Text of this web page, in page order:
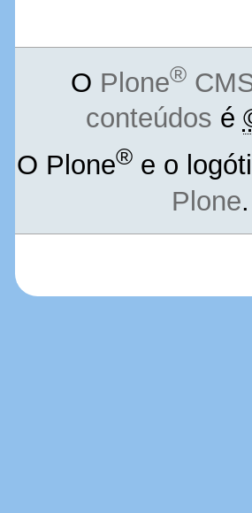
O Plone®
conteúdos é
O Plone® e o
Plone